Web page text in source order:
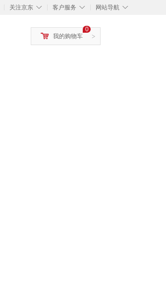
◇
关注京东 ◇
客户服务 ◇
网站导航
>
0
我的购物车